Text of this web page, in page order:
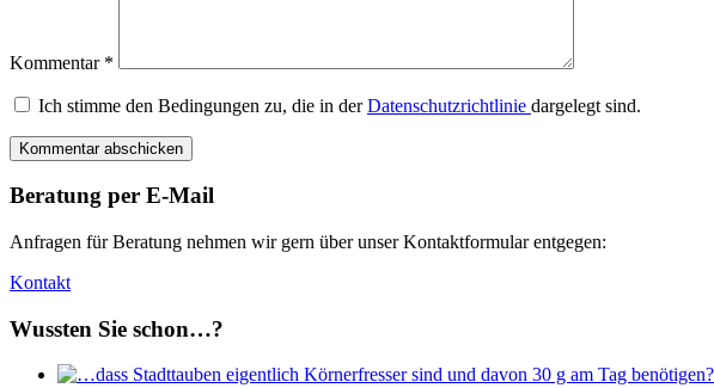
Kommentar *
Ich stimme den Bedingungen zu, die in derDatenschutzrichtlinie dargelegt sind.
Beratung per E-Mail
Anfragen für Beratung nehmen wir gern über unser Kontaktformular entgegen:
Kontakt
Wussten Sie schon…?